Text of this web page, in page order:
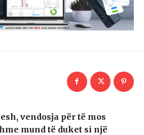
vendosja për të mos
mund të duket si një